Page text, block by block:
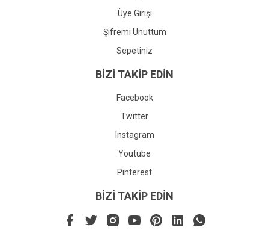
Üye Girişi
Şifremi Unuttum
Sepetiniz
BİZİ TAKİP EDİN
Facebook
Twitter
Instagram
Youtube
Pinterest
BİZİ TAKİP EDİN